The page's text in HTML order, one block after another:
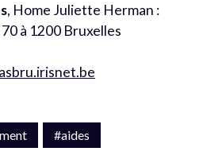
, Home Juliette Herman :
à 1200 Bruxelles
#aides